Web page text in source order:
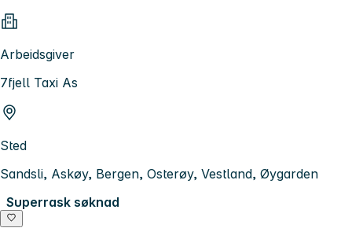
Arbeidsgiver
7fjell Taxi As
Sted
Sandsli, Askøy, Bergen, Osterøy, Vestland, Øygarden
Superrask søknad